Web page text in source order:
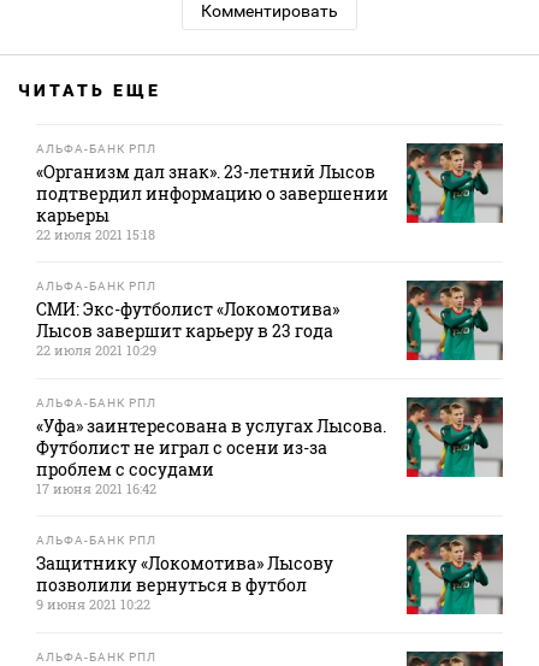
Комментировать
ЧИТАТЬ ЕЩЕ
АЛЬФА-БАНК РПЛ
«Организм дал знак». 23-летний Лысов
подтвердил информацию о завершении
карьеры
22 июля 2021 15:18
АЛЬФА-БАНК РПЛ
СМИ: Экс-футболист «Локомотива»
Лысов завершит карьеру в 23 года
22 июля 2021 10:29
АЛЬФА-БАНК РПЛ
«Уфа» заинтересована в услугах Лысова.
Футболист не играл с осени из-за
проблем с сосудами
17 июня 2021 16:42
АЛЬФА-БАНК РПЛ
Защитнику «Локомотива» Лысову
позволили вернуться в футбол
9 июня 2021 10:22
АЛЬФА-БАНК РПЛ